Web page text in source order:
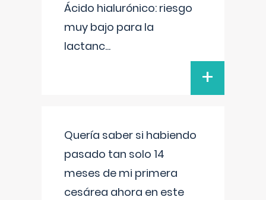
Ácido hialurónico: riesgo
muy bajo para la
lactanc...
+
Quería saber si habiendo
pasado tan solo 14
meses de mi primera
cesárea ahora en este